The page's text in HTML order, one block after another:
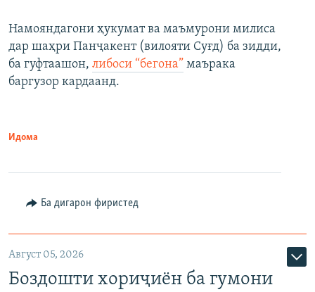
Намояндагони ҳукумат ва маъмурони милиса
дар шаҳри Панҷакент (вилояти Суғд) ба зидди,
ба гуфтаашон, либоси “бегона” маърака
баргузор кардаанд.
Идома
Ба дигарон фиристед
Август 05, 2026
Боздошти хориҷиён ба гумони